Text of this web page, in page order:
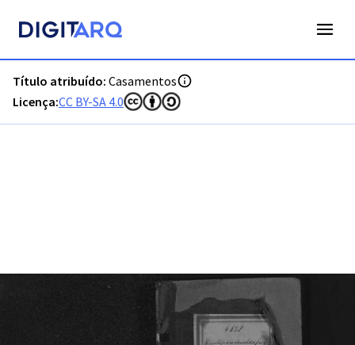
Título atribuído: Casamentos
Licença:CC BY-SA 4.0